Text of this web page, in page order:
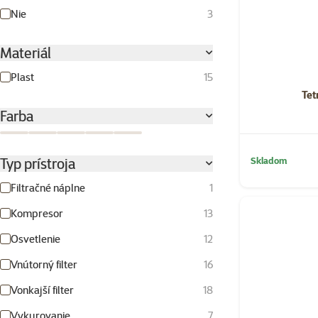
Nie 3
Materiál
Plast 15
Farba
Typ prístroja
Filtračné náplne
1
Kompresor
13
Osvetlenie
12
Vnútorný filter
16
Vonkajší filter
18
Skladom